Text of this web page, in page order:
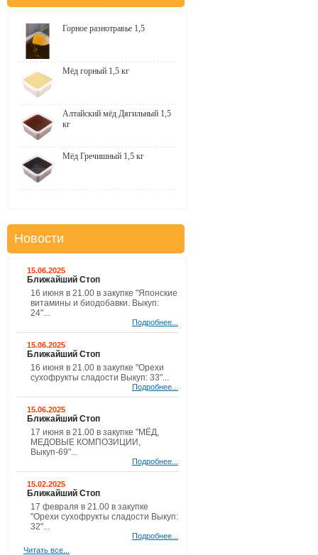
Горное разнотравье 1,5
Мёд горный 1,5 кг
Алтайский мёд Дягильный 1,5
кг
Мёд Гречишный 1,5 кг
Новости
15.06.2025
Ближайший Стоп
16 июня в 21.00 в закупке "Японские
витамины и биодобавки. Выкуп:
24"...
Подробнее...
15.06.2025
Ближайший Стоп
16 июня в 21.00 в закупке "Орехи
сухофрукты сладости Выкуп: 33"...
Подробнее...
15.06.2025
Ближайший Стоп
17 июня в 21.00 в закупке "МЁД,
МЕДОВЫЕ КОМПОЗИЦИИ,
Выкуп-69"...
Подробнее...
15.02.2025
Ближайший Стоп
17 февраля в 21.00 в закупке
"Орехи сухофрукты сладости Выкуп:
32"...
Подробнее...
Читать все...